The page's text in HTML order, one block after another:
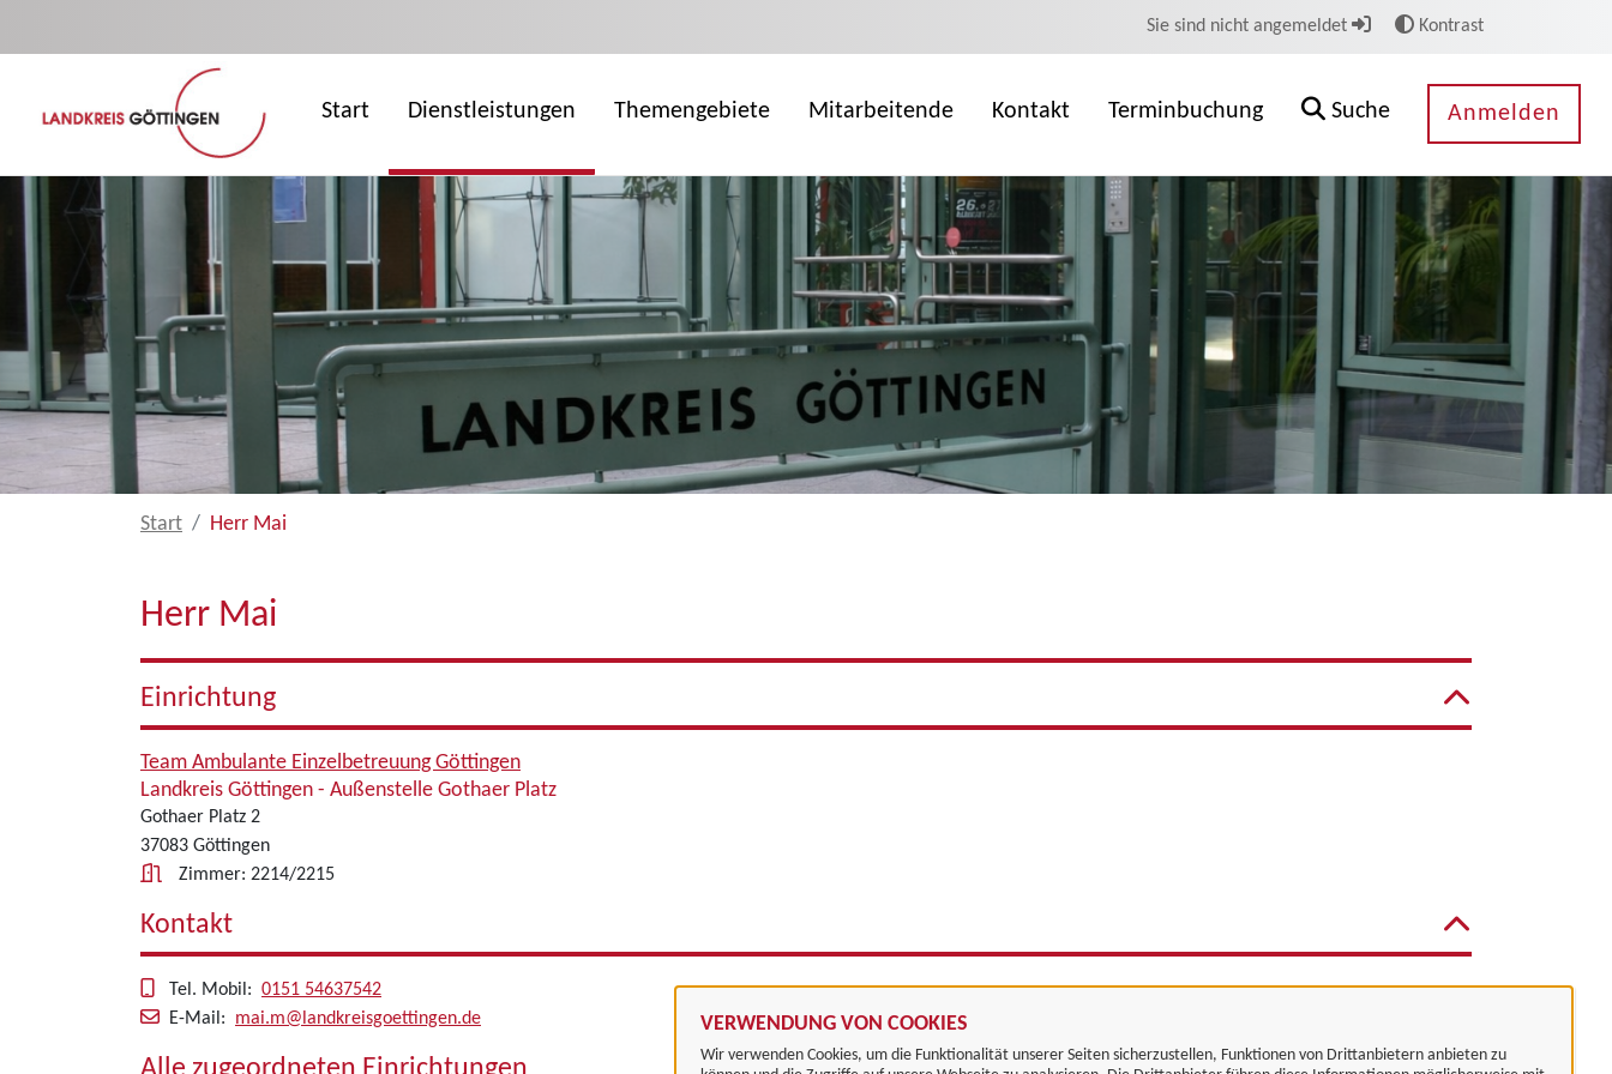
VERWENDUNG VON COOKIES
Wir verwenden Cookies, um die Funktionalität unserer Seiten sicherzustellen, Funktionen von Drittanbietern anbieten zu
Sie sind nicht angemeldet Kontrast
Start Dienstleistungen Themengebiete Mitarbeitende Kontakt Terminbuchung Suche Anmelden
Start Herr Mai
Herr Mai
Einrichtung
Team Ambulante Einzelbetreuung Göttingen
Landkreis Göttingen - Außenstelle Gothaer Platz
Gothaer Platz 2
37083 Göttingen
Zimmer: 2214/2215
Kontakt
Tel. Mobil: 0151 54637542
E-Mail: mai.m@landkreisgoettingen.de